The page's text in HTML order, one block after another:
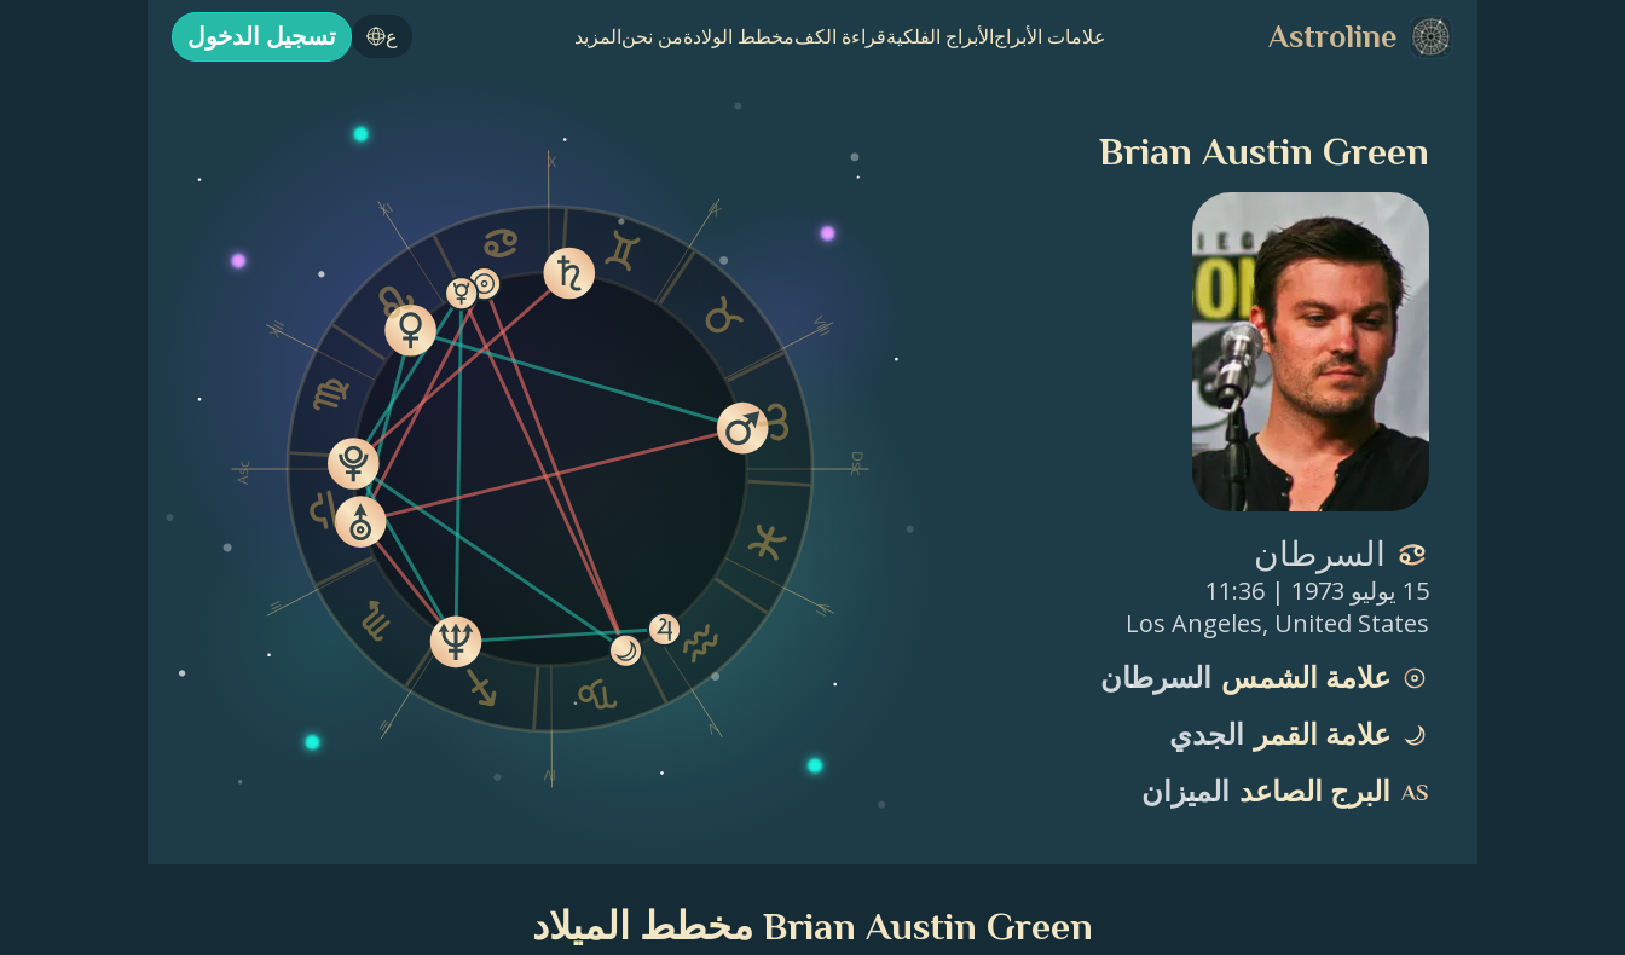
Astroline علامات الأبراجالأبراج الفلكيةقراءة الكفمخطط الولادةمن نحنالمزيد ع تسجيل الدخول
Brian Austin Green
السرطان
15 يوليو 1973
| 11:36
Los Angeles, United States
علامة الشمس
السرطان
علامة القمر
الجدي
البرج الصاعد
الميزان
Asc
II
III
IV
V
VI
Dsc
VIII
IX
X
XI
XII
Brian Austin Green مخطط الميلاد